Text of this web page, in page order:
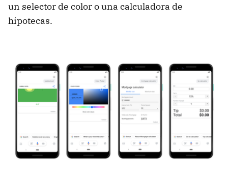
un selector de color o una calculadora de
hipotecas.